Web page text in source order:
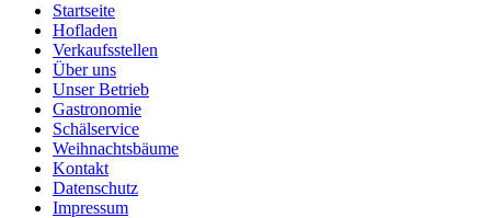
Startseite
Hofladen
Verkaufsstellen
Über uns
Unser Betrieb
Gastronomie
Schälservice
Weihnachtsbäume
Kontakt
Datenschutz
Impressum